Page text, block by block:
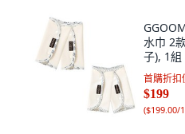
水巾 2
子), 1組
首購折扣
$199
($199.00/